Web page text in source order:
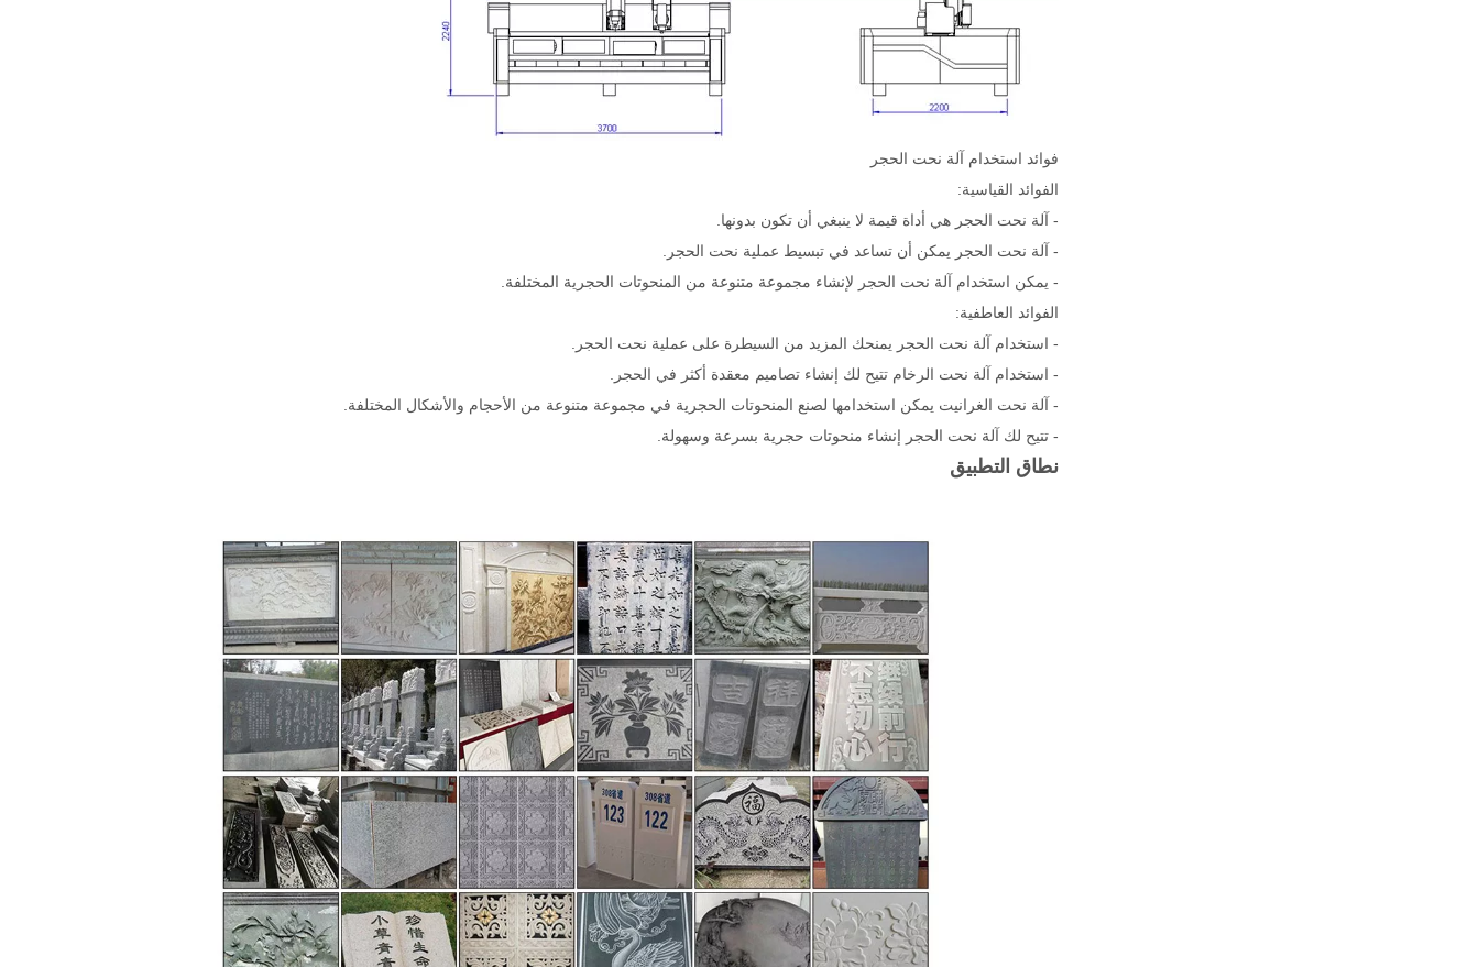
فوائد استخدام آلة نحت الحجر
الفوائد القياسية:
- آلة نحت الحجر هي أداة قيمة لا ينبغي أن تكون بدونها.
- آلة نحت الحجر يمكن أن تساعد في تبسيط عملية نحت الحجر.
- يمكن استخدام آلة نحت الحجر لإنشاء مجموعة متنوعة من المنحوتات الحجرية المختلفة.
الفوائد العاطفية:
- استخدام آلة نحت الحجر يمنحك المزيد من السيطرة على عملية نحت الحجر.
- استخدام آلة نحت الرخام تتيح لك إنشاء تصاميم معقدة أكثر في الحجر.
- آلة نحت الغرانيت يمكن استخدامها لصنع المنحوتات الحجرية في مجموعة متنوعة من الأحجام والأشكال المختلفة.
- تتيح لك آلة نحت الحجر إنشاء منحوتات حجرية بسرعة وسهولة.
نطاق التطبيق